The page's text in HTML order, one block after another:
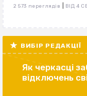
2 573 переглядів ВІД 4
ВИБІР РЕДАКЦІЇ
Як черкасці
відключень